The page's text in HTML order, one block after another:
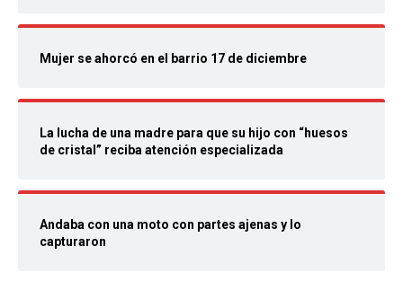
Mujer se ahorcó en el barrio 17 de diciembre
La lucha de una madre para que su hijo con “huesos
de cristal” reciba atención especializada
Andaba con una moto con partes ajenas y lo
capturaron